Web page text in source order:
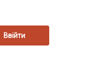
Ввійти